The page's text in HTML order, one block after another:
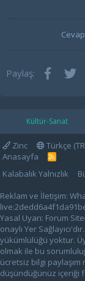
Paylaş:
Kültür-Sanat
Zinc Türkçe
Anasayfa
R
S
Kalabalık Yalnızlık
Reklam ve İletişim:
Yasal Uyarı: Forum
onaylı Yer
yükümlülüğü yoktur.
olmak ile bu
ücretsiz bilgi
düşündüğünüz içeriği